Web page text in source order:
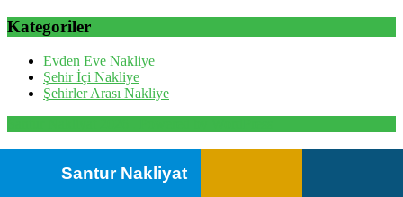
Kategoriler
Evden Eve Nakliye
Şehir İçi Nakliye
Şehirler Arası Nakliye
Santur Nakliyat